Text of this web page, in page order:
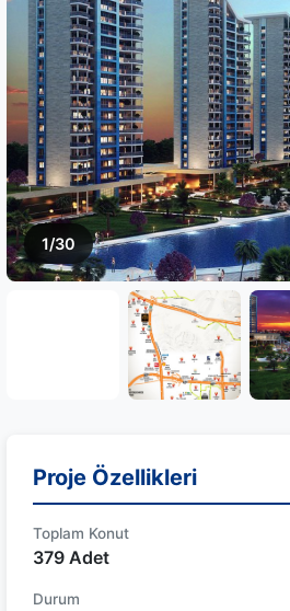
1/30
Proje Özellikleri
Toplam Konut
379 Adet
Durum